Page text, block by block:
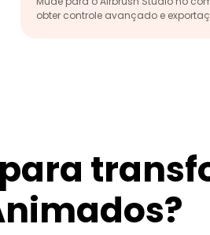
obter controle avançado e